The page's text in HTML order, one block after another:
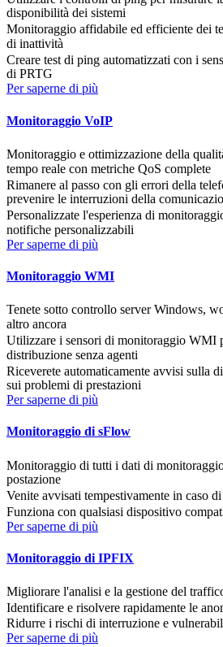
disponibilità dei sistemi
Monitoraggio affidabile ed efficiente dei
di inattività
Creare test di ping automatizzati con i
di PRTG
Per saperne di più
Monitoraggio VoIP
Monitoraggio e ottimizzazione della
tempo reale con metriche QoS complete
Rimanere al passo con gli errori della
prevenire le interruzioni della
Personalizzate l'esperienza di
notifiche personalizzabili
Per saperne di più
Monitoraggio WMI
Tenete sotto controllo server Windows,
altro ancora
Utilizzare i sensori di monitoraggio WMI
distribuzione senza agenti
Riceverete automaticamente avvisi sulla
sui problemi di prestazioni
Per saperne di più
Monitoraggio di sFlow
Monitoraggio di tutti i dati di
postazione
Venite avvisati tempestivamente in caso
Funziona con qualsiasi dispositivo
Per saperne di più
Monitoraggio di IPFIX
Migliorare l'analisi e la gestione del
Identificare e risolvere rapidamente le
Ridurre i rischi di interruzione e
Per saperne di più